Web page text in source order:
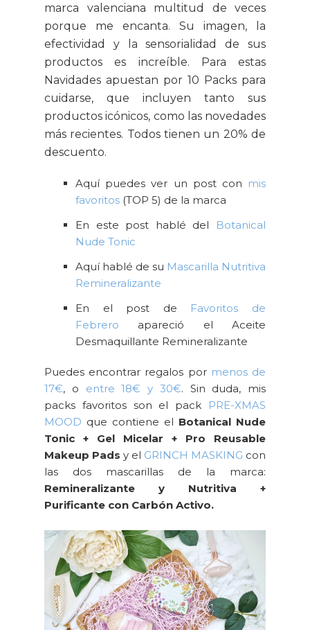
marca valenciana multitud de veces
porque me encanta. Su imagen, la
efectividad y la sensorialidad de sus
productos es increíble. Para estas
Navidades apuestan por 10 Packs para
cuidarse, que incluyen tanto sus
productos icónicos, como las novedades
más recientes. Todos tienen un 20% de
descuento.
Aquí puedes ver un post con mis
favoritos (TOP 5) de la marca
En este post hablé del
Botanical
Nude Tonic
Aquí hablé de su Mascarilla Nutritiva
Remineralizante
En el post de Favoritos de
Febrero apareció el Aceite
Desmaquillante Remineralizante
Puedes encontrar regalos por menos de
17€, o entre 18€ y 30€. Sin duda, mis
packs favoritos son el pack
PRE-XMAS
MOOD que contiene el Botanical Nude
Tonic + Gel Micelar + Pro Reusable
Makeup Pads y el GRINCH MASKING con
las dos mascarillas de la marca:
Remineralizante y Nutritiva +
Purificante con Carbón Activo.